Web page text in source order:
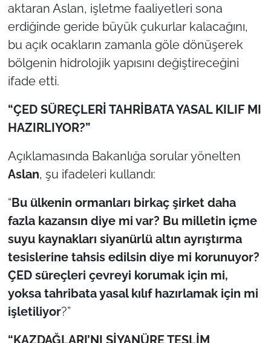
aktaran Aslan, işletme faaliyetleri sona
erdiğinde geride büyük çukurlar kalacağını,
bu açık ocakların zamanla göle dönüşerek
bölgenin hidrolojik yapısını değiştireceğini
ifade etti.
“ÇED SÜREÇLERİ TAHRİBATA YASAL KILIF MI
HAZIRLIYOR?”
Açıklamasında Bakanlığa sorular yönelten
Aslan, şu ifadeleri kullandı:
“Bu ülkenin ormanları birkaç şirket daha
fazla kazansın diye mi var? Bu milletin içme
suyu kaynakları siyanürlü altın ayrıştırma
tesislerine tahsis edilsin diye mi korunuyor?
ÇED süreçleri çevreyi korumak için mi,
yoksa tahribata yasal kılıf hazırlamak için mi
işletiliyor?”
“KAZDAĞLARI’NI SİYANÜRE TESLİM